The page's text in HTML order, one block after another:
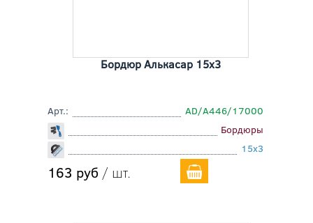
Бордюр Алькасар 15x3
Арт.:
AD/A446/17000
Бордюры
15x3
163 руб / шт.